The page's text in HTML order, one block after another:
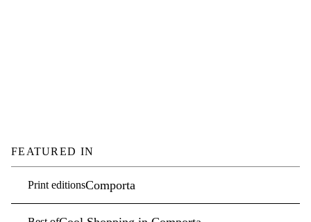
FEATURED IN
Print editionsComporta